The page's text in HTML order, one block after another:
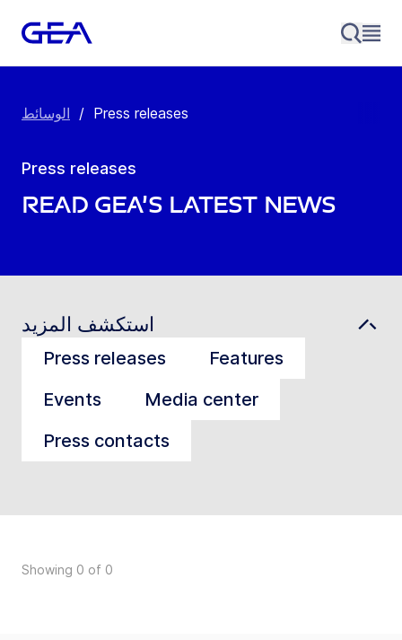
الوسائط / Press releases
Press releases
Read GEA’s latest news
استكشف المزيد
Press releases
Features
Events
Media center
Press contacts
Showing 0 of 0